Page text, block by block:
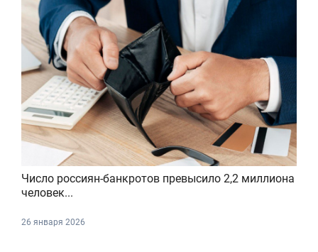
Число россиян-банкротов превысило 2,2 миллиона
человек...
26 января 2026